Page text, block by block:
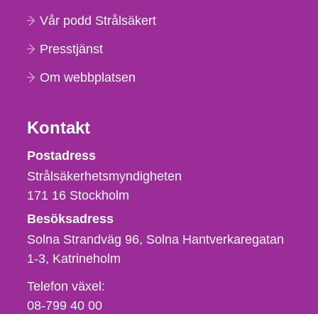
Vår podd Strålsäkert
Presstjänst
Om webbplatsen
Kontakt
Strålsäkerhetsmyndigheten
Postadress
Strålsäkerhetsmyndigheten
171 16 Stockholm
Besöksadress
Solna Strandväg 96, Solna Hantverkaregatan
1-3 Katrineholm
Telefon,
fax
Telefon växel:
08-799 40 00